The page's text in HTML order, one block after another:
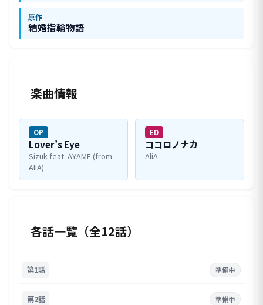
原作
結婚指輪物語
楽曲情報
OP
Lover’s Eye
Sizuk feat. AYAME (from
AliA)
ED
ココロノナカ
AliA
各話一覧（全12話）
第1話 準備中
第2話 準備中